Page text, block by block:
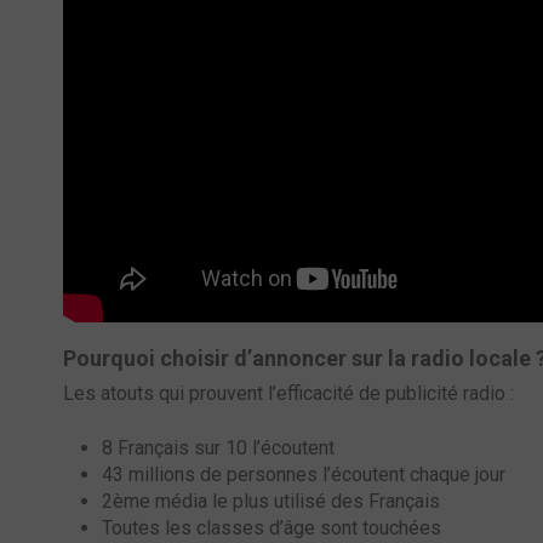
Pourquoi choisir d’annoncer sur la radio locale
Les atouts qui prouvent l’efficacité de publicité radio :
8 Français sur 10 l’écoutent
43 millions de personnes l’écoutent chaque jour
2ème média le plus utilisé des Français
Toutes les classes d’âge sont touchées